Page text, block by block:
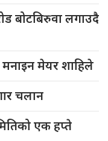
बोटबिरुवा लगाउदै
मेयर शाहिले
चलान
एक हप्ते